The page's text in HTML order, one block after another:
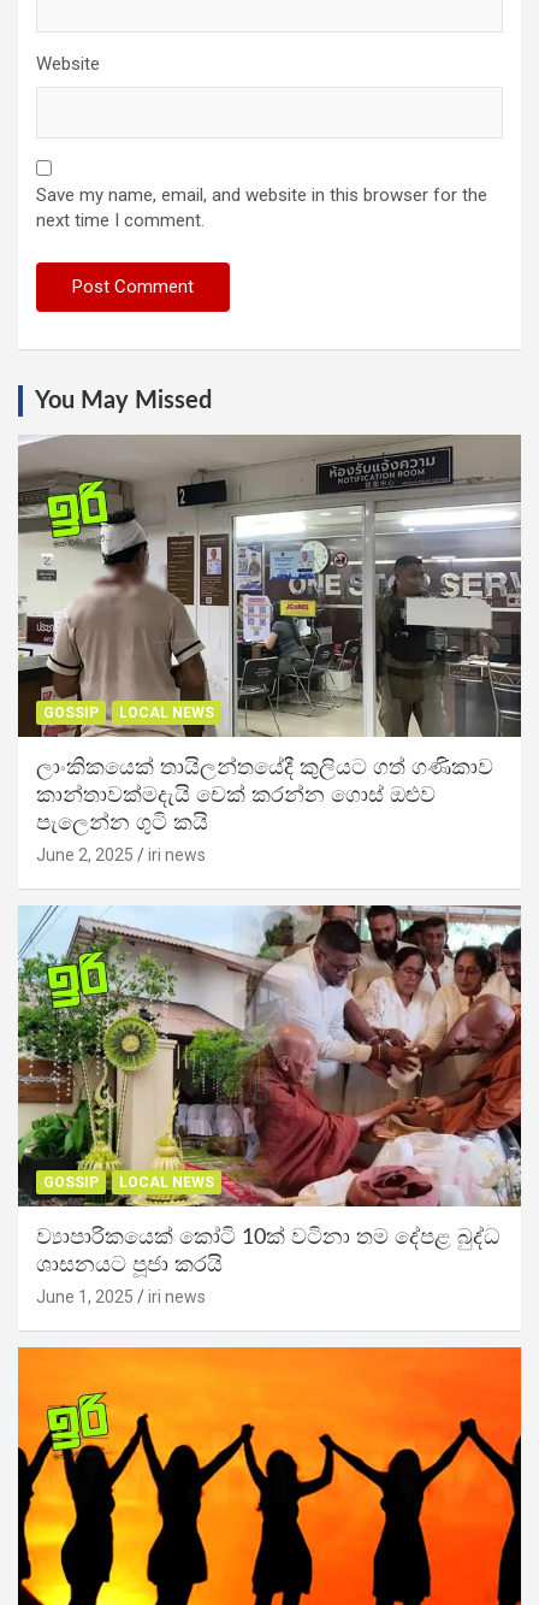
Website
Save my name, email, and website in this browser for the
next time I comment.
You May Missed
GOSSIP LOCAL NEWS
ලාංකිකයෙක් තායිලන්තයේදී කුලියට ගත් ගණිකාව
කාන්තාවක්මදැයි චෙක් කරන්න ගොස් ඔළුව
පැලෙන්න ගුටි කයි
June 2, 2025 iri news
GOSSIP LOCAL NEWS
ව්‍යාපාරිකයෙක් කෝටි 10ක් වටිනා තම දේපළ බුද්ධ
ශාසනයට පූජා කරයි
June 1, 2025 iri news